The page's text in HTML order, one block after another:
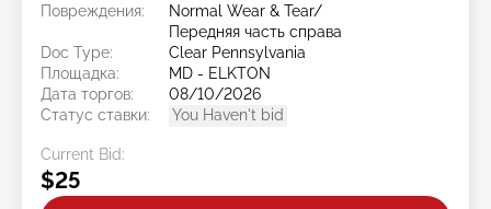
Повреждения:
Normal Wear & Tear/
Передняя часть справа
Doc Type:
Clear Pennsylvania
Площадка:
MD - ELKTON
Дата торгов:
08/10/2026
Статус ставки:
You Haven't bid
Current Bid:
$25